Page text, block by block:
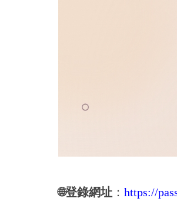
🌐登錄網址 ： https://